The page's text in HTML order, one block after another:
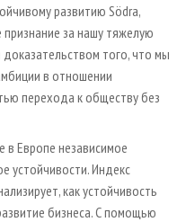
развитию Södra,
за нашу тяжелую
того, что мы
в отношении
перехода к обществу без
в Европе независимое
устойчивости. Индекс
как устойчивость
бизнеса. С помощью